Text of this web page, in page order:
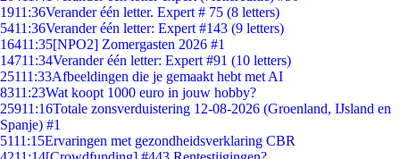
1911:36Verander één letter. Expert # 75 (8 letters)
5411:36Verander één letter: Expert #143 (9 letters)
16411:35[NPO2] Zomergasten 2026 #1
14711:34Verander één letter: Expert #91 (10 letters)
25111:33Afbeeldingen die je gemaakt hebt met AI
8311:23Wat koopt 1000 euro in jouw hobby?
25911:16Totale zonsverduistering 12-08-2026 (Groenland, IJsland en
Spanje) #1
5111:15Ervaringen met gezondheidsverklaring CBR